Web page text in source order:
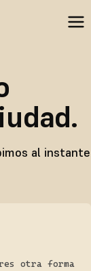
al instante
pestaña)
otra forma